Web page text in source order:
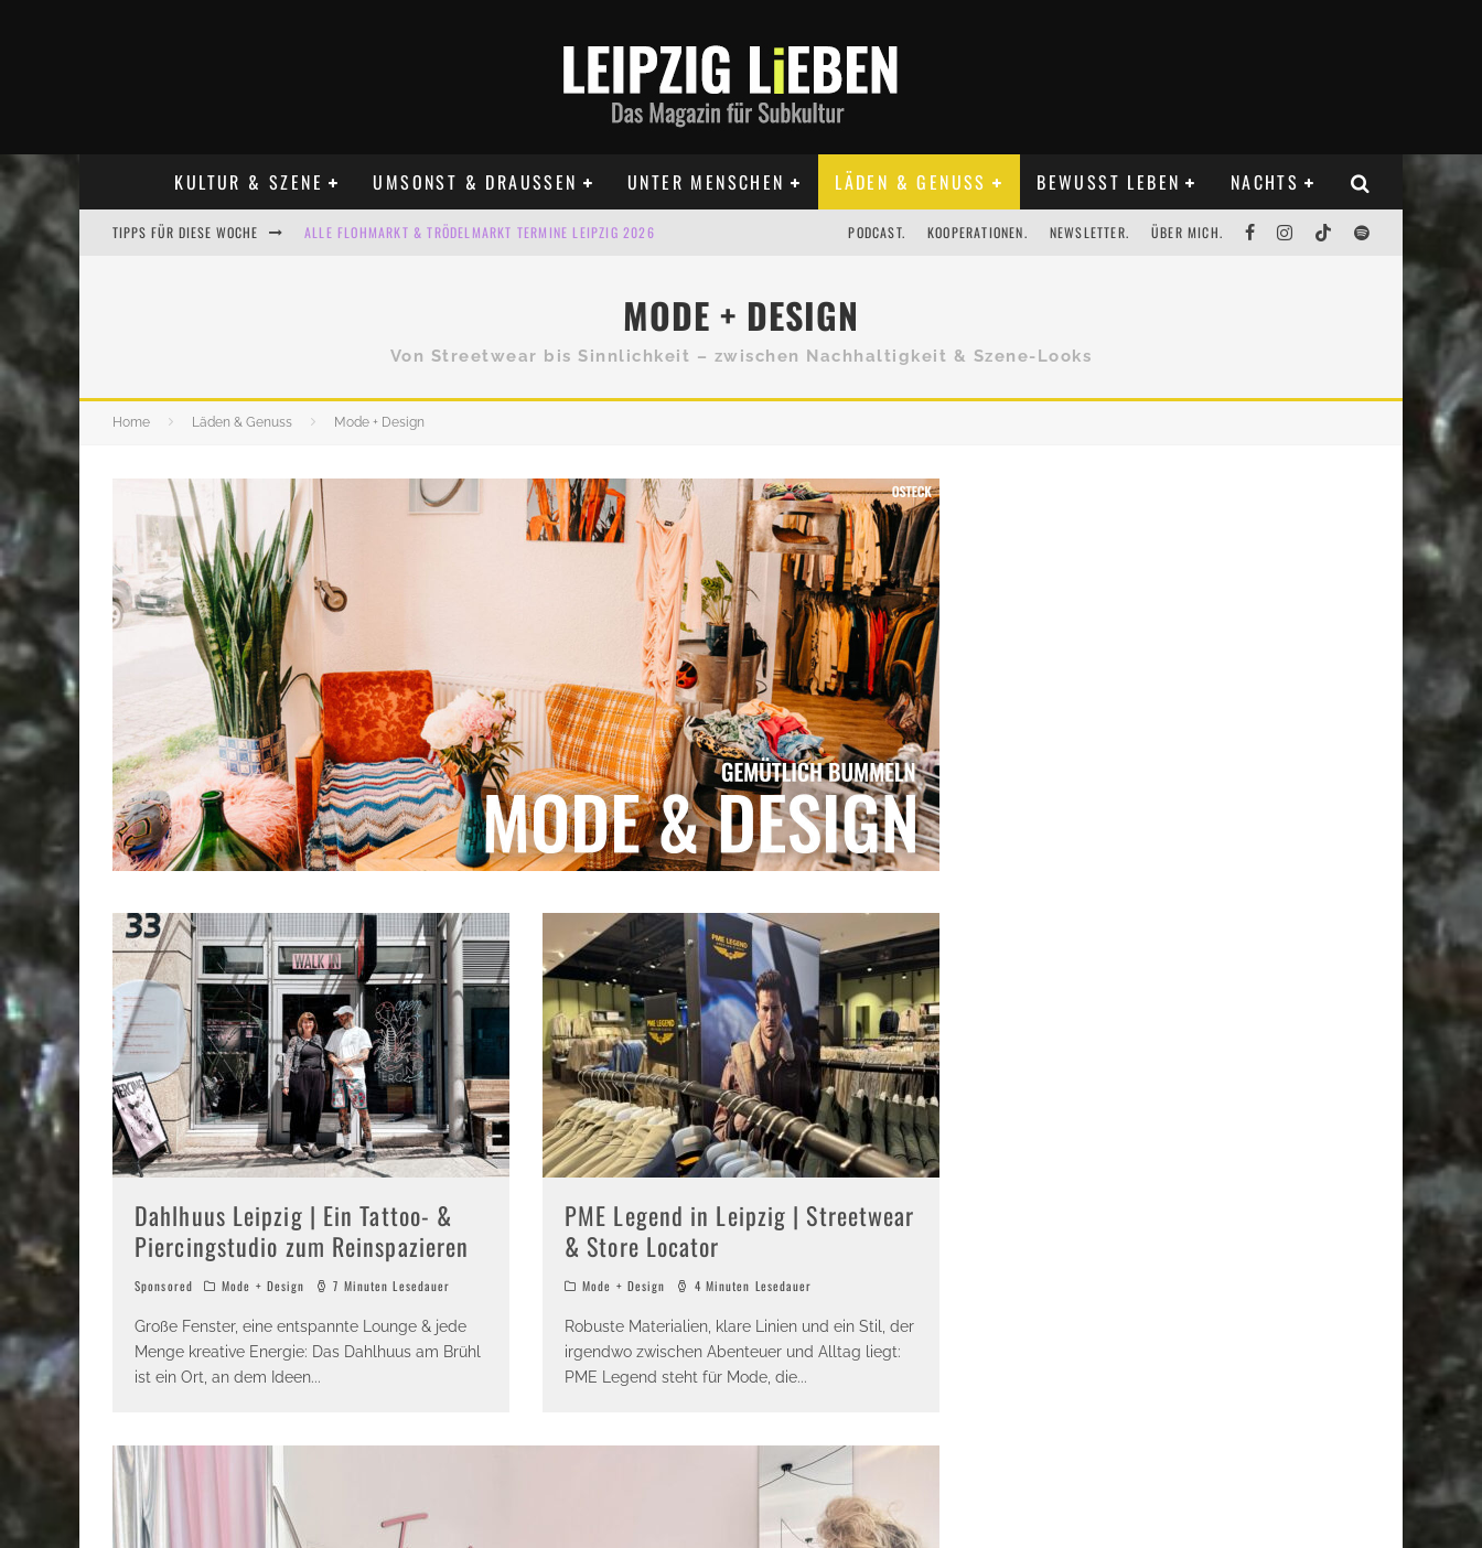
KULTUR & SZENE UMSONST & DRAUSSEN UNTER MENSCHEN LÄDEN & GENUSS BEWUSST LEBEN NACHTS
TIPPS FÜR DIESE WOCHE
ALLE FLOHMARKT & TRÖDELMARKT TERMINE LEIPZIG 2026
LADYFASHION FLOHMARKT LEIPZIG AUF DER AGRA | 09.08.2026
KINDERFLOHMÄRKTE IN LEIPZIG | ALLE TERMINE 2026
ALLE FLOHMARKT LEIPZIG AUGUST TERMINE 2026
PODCAST. KOOPERATIONEN. NEWSLETTER. ÜBER MICH.
MODE + DESIGN
Von Streetwear bis Sinnlichkeit – zwischen Nachhaltigkeit & Szene-Looks
Home Läden & Genuss Mode + Design
Dahlhuus Leipzig | Ein Tattoo- &
Piercingstudio zum Reinspazieren
Sponsored Mode + Design 7 Minuten Lesedauer
Große Fenster, eine entspannte Lounge & jede
Menge kreative Energie: Das Dahlhuus am Brühl
ist ein Ort, an dem Ideen...
PME Legend in Leipzig | Streetwear
& Store Locator
Mode + Design 4 Minuten Lesedauer
Robuste Materialien, klare Linien und ein Stil, der
irgendwo zwischen Abenteuer und Alltag liegt:
PME Legend steht für Mode, die...